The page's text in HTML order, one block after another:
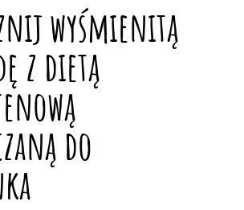
wyśmienitą
z dietą
do